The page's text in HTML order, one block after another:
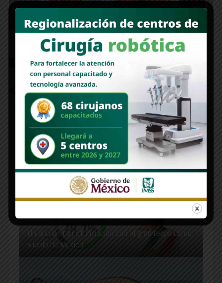
Nacional 803 Presidencia 7
RECOMMENDED FOR YOU
¡Un año de transformación con el gran respaldo del
pueblo de México!